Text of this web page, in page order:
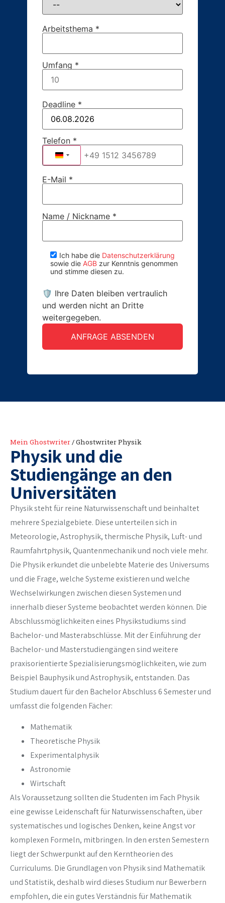
Arbeitsthema *
Umfang *
Deadline *
Telefon *
Germany +49
E-Mail *
Name / Nickname *
Ich habe die Datenschutzerklärung
sowie die AGB zur Kenntnis genommen
und stimme diesen zu.
🛡 Ihre Daten bleiben vertraulich
und werden nicht an Dritte
weitergegeben.
Mein Ghostwriter/Ghostwriter Physik
Physik und die
Studiengänge an den
Universitäten
Physik steht für reine Naturwissenschaft und beinhaltet
mehrere Spezialgebiete. Diese unterteilen sich in
Meteorologie, Astrophysik, thermische Physik, Luft- und
Raumfahrtphysik, Quantenmechanik und noch viele mehr.
Die Physik erkundet die unbelebte Materie des Universums
und die Frage, welche Systeme existieren und welche
Wechselwirkungen zwischen diesen Systemen und
innerhalb dieser Systeme beobachtet werden können. Die
Abschlussmöglichkeiten eines Physikstudiums sind
Bachelor- und Masterabschlüsse. Mit der Einführung der
Bachelor- und Masterstudiengängen sind weitere
praxisorientierte Spezialisierungsmöglichkeiten, wie zum
Beispiel Bauphysik und Astrophysik, entstanden. Das
Studium dauert für den Bachelor Abschluss 6 Semester und
umfasst die folgenden Fächer:
Mathematik
Theoretische Physik
Experimentalphysik
Astronomie
Wirtschaft
Als Voraussetzung sollten die Studenten im Fach Physik
eine gewisse Leidenschaft für Naturwissenschaften, über
systematisches und logisches Denken, keine Angst vor
komplexen Formeln, mitbringen. In den ersten Semestern
liegt der Schwerpunkt auf den Kerntheorien des
Curriculums. Die Grundlagen von Physik sind Mathematik
und Statistik, deshalb wird dieses Studium nur Bewerbern
empfohlen, die ein gutes Verständnis für Mathematik